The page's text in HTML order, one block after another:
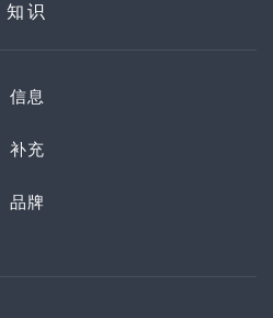
知识
信息
补充
品牌